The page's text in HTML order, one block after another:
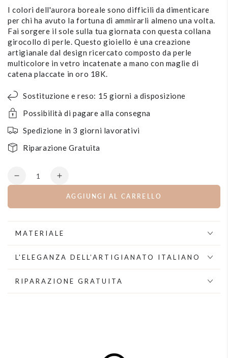
I colori dell'aurora boreale sono difficili da dimenticare
per chi ha avuto la fortuna di ammirarli almeno una volta.
Fai sorgere il sole sulla tua giornata con questa collana
girocollo di perle. Questo gioiello è una creazione
artigianale dal design ricercato composto da perle
multicolore in vetro incatenate a mano con maglie di
catena placcate in oro 18K.
Sostituzione e reso: 15 giorni a disposizione
Possibilità di pagare alla consegna
Spedizione in 3 giorni lavorativi
Riparazione Gratuita
Quantità
Diminuisce
girocollo
mix
perle
Aumenta
quantità
girocollo
mix
perle
AGGIUNGI AL CARRELLO
MATERIALE
L'ELEGANZA DELL’ARTIGIANATO ITALIANO
RIPARAZIONE GRATUITA